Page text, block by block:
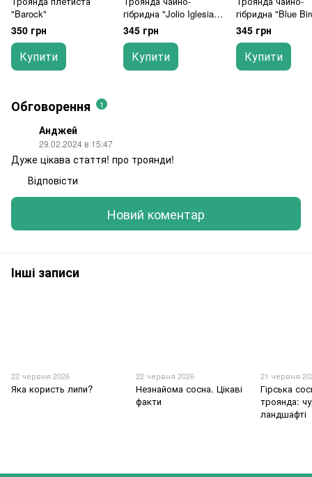
"Barock"
350 грн
Купити
гібридна "Jolio Iglesias"
(Хуліо Іглесіас)
345 грн
Купити
гібридна "Blue
(Блю Берд)
345 грн
Купити
Обговорення 1
Анджей
29.02.2024 в 15:47
Дуже цікава стаття! про троянди!
Відповісти
Новий коментар
Інші записи
22 червня 2026
Яка користь липи?
22 червня 2026
Незнайома сосна. Цікаві
факти
21 червня
Гірська
троянда:
ландшафті